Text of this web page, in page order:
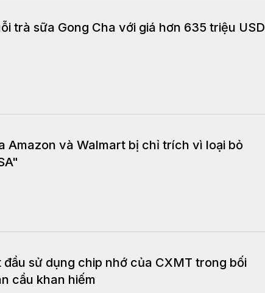
trà sữa Gong Cha với giá hơn 635 triệu USD
Amazon và Walmart bị chỉ trích vì loại bỏ
sử dụng chip nhớ của CXMT trong bối
cầu khan hiếm